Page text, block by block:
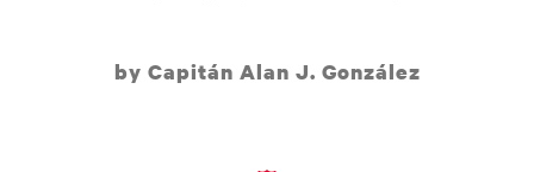
by Capitán Alan J. González